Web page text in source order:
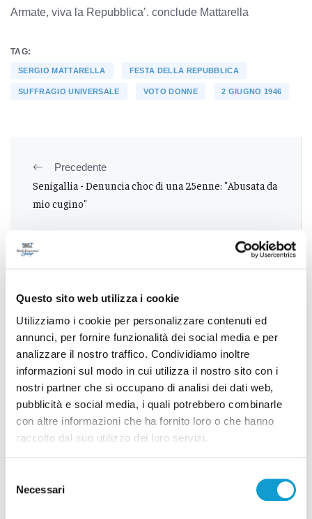
Questo sito web utilizza i cookie
Utilizziamo i cookie per personalizzare contenuti ed
annunci, per fornire funzionalità dei social media e per
analizzare il nostro traffico. Condividiamo inoltre
informazioni sul modo in cui utilizza il nostro sito con i
nostri partner che si occupano di analisi dei dati web,
pubblicità e social media, i quali potrebbero combinarle
con altre informazioni che ha fornito loro o che hanno
raccolto dal suo utilizzo dei loro servizi.
delNecessari
Armate, viva la Repubblica’. conclude Mattarella
TAG:
SERGIO MATTARELLA FESTA DELLA REPUBBLICA
SUFFRAGIO UNIVERSALE VOTO DONNE 2 GIUGNO 1946
Precedente
Senigallia - Denuncia choc di una 25enne: "Abusata da
mio cugino"
parcheggiare sulle strisce blu
Tutti gli articoli
Correlati